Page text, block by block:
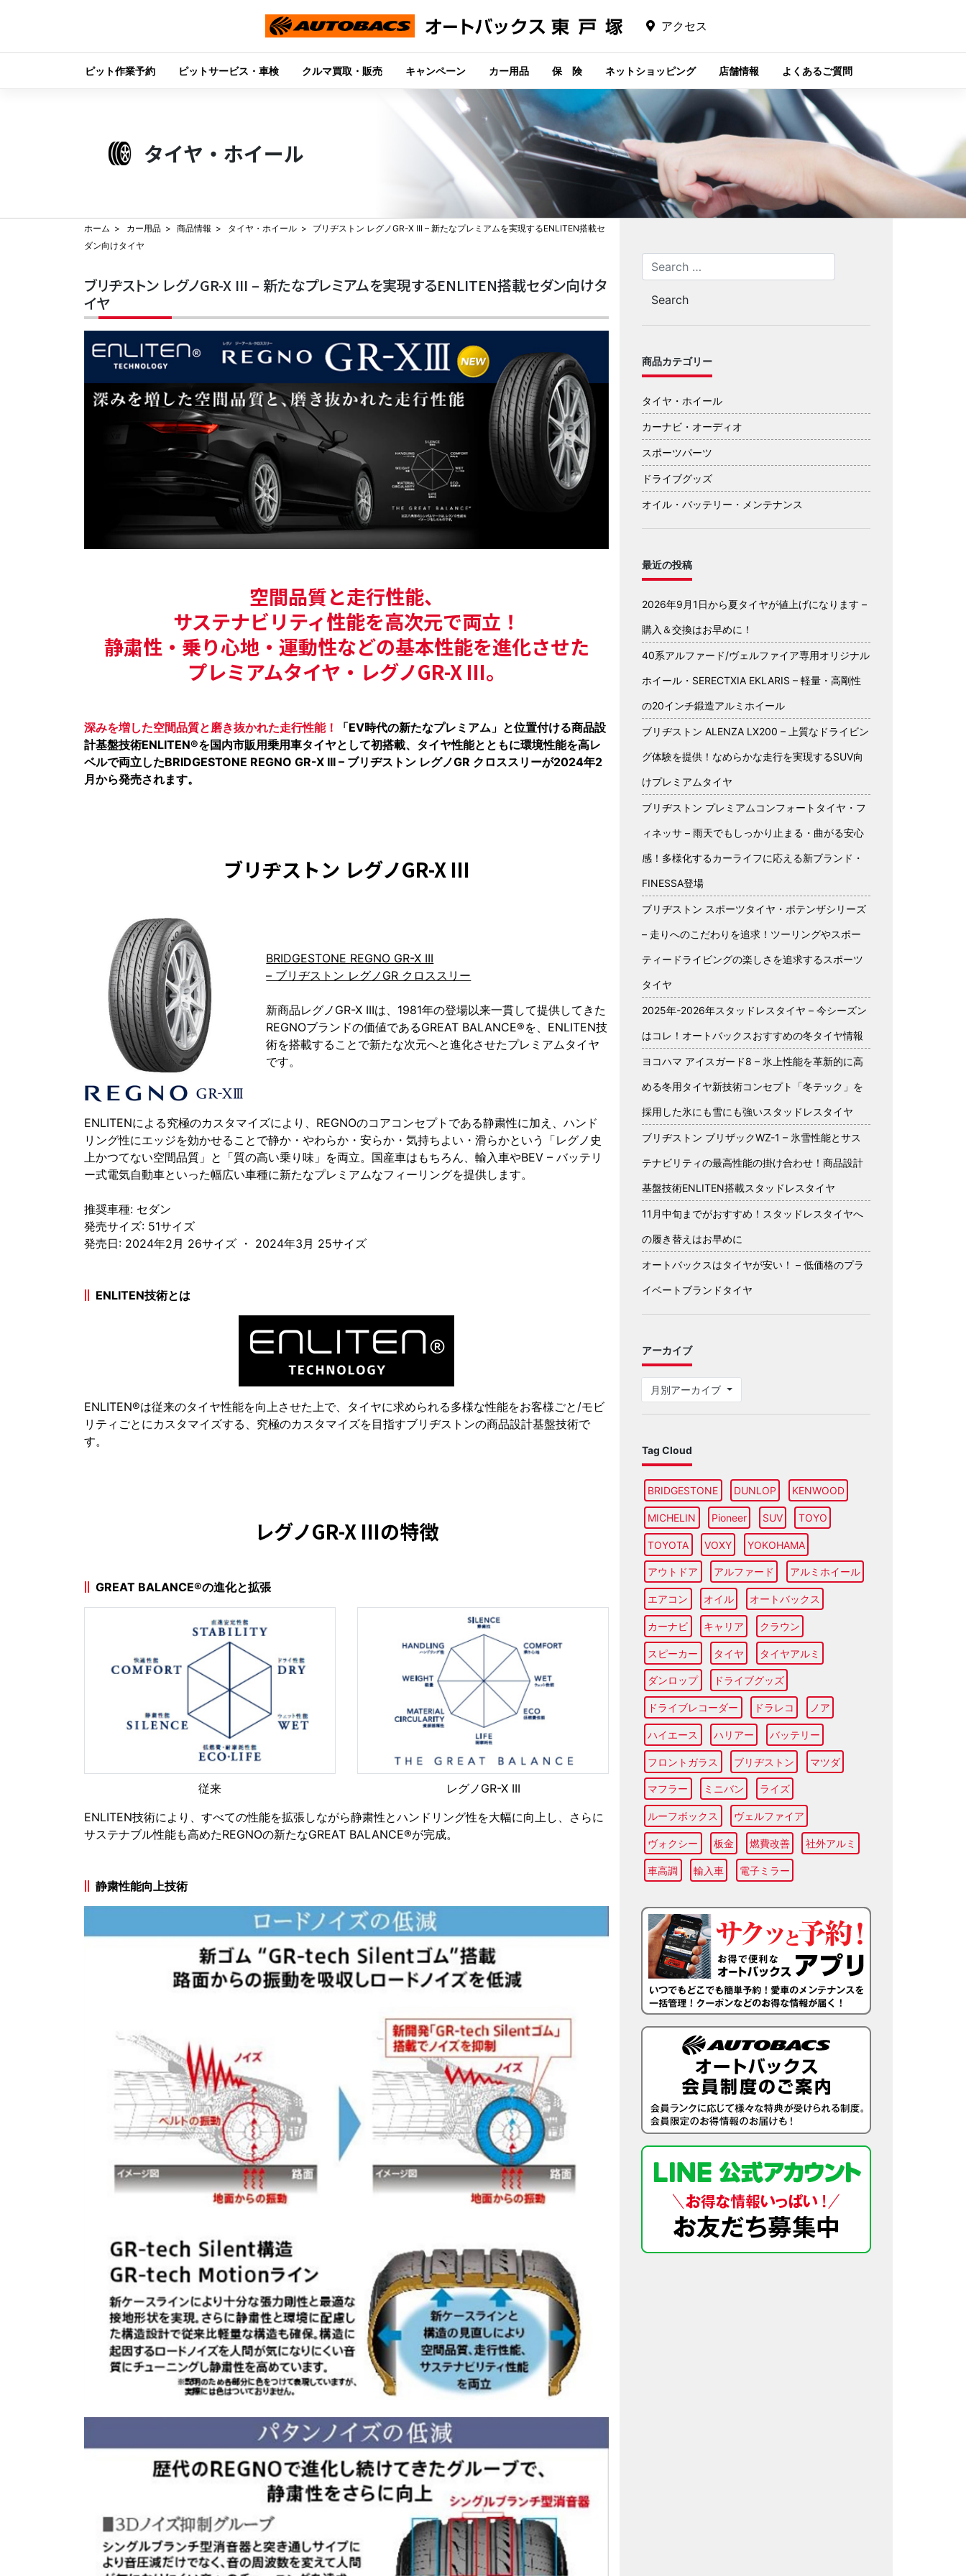
アクセス
ピット作業予約 ピットサービス・車検 クルマ買取・販売 キャンペーン カー用品 保 険 ネットショッピング 店舗情報 よくあるご質問
タイヤ・ホイール
ホーム カー用品 商品情報 タイヤ・ホイール
ブリヂストン レグノGR-X III – 新たなプレミアムを実現するENLITEN搭載セ
ダン向けタイヤ
ブリヂストン レグノGR-X III – 新たなプレミアムを実現するENLITEN搭載セダン向けタ
イヤ
空間品質と走行性能、
サステナビリティ性能を高次元で両立！
静粛性・乗り心地・運動性などの基本性能を進化させた
プレミアムタイヤ・レグノGR-X III。
深みを増した空間品質と磨き抜かれた走行性能！
「EV時代の新たなプレミアム」と位置付ける商品設
計基盤技術ENLITEN®を国内市販用乗用車タイヤとして初搭載、タイヤ性能とともに環境性能を高レ
ベルで両立したBRIDGESTONE REGNO GR-X III – ブリヂストン レグノGR クロススリーが2024年2
月から発売されます。
ブリヂストン レグノGR-X III
BRIDGESTONE REGNO GR-X III
– ブリヂストン レグノGR クロススリー
新商品レグノGR-X IIIは、1981年の登場以来一貫して提供してきた
REGNOブランドの価値であるGREAT BALANCE®を、ENLITEN技
術を搭載することで新たな次元へと進化させたプレミアムタイヤ
です。
ENLITENによる究極のカスタマイズにより、REGNOのコアコンセプトである静粛性に加え、ハンド
リング性にエッジを効かせることで静か・やわらか・安らか・気持ちよい・滑らかという「レグノ史
上かつてない空間品質」と「質の高い乗り味」を両立。国産車はもちろん、輸入車やBEV – バッテリ
ー式電気自動車といった幅広い車種に新たなプレミアムなフィーリングを提供します。
推奨車種: セダン
発売サイズ: 51サイズ
発売日: 2024年2月 26サイズ ・ 2024年3月 25サイズ
ENLITEN技術とは
ENLITEN®は従来のタイヤ性能を向上させた上で、タイヤに求められる多様な性能をお客様ごと/モビ
リティごとにカスタマイズする、究極のカスタマイズを目指すブリヂストンの商品設計基盤技術で
す。
レグノGR-X IIIの特徴
GREAT BALANCE®の進化と拡張
従来
レグノGR-X III
ENLITEN技術により、すべての性能を拡張しながら静粛性とハンドリング性を大幅に向上し、さらに
サステナブル性能も高めたREGNOの新たなGREAT BALANCE®が完成。
静粛性能向上技術
商品カテゴリー
タイヤ・ホイール
カーナビ・オーディオ
スポーツパーツ
ドライブグッズ
オイル・バッテリー・メンテナンス
最近の投稿
2026年9月1日から夏タイヤが値上げになります –
購入＆交換はお早めに！
40系アルファード/ヴェルファイア専用オリジナル
ホイール・SERECTXIA EKLARIS – 軽量・高剛性
の20インチ鍛造アルミホイール
ブリヂストン ALENZA LX200 – 上質なドライビン
グ体験を提供！なめらかな走行を実現するSUV向
けプレミアムタイヤ
ブリヂストン プレミアムコンフォートタイヤ・フ
ィネッサ – 雨天でもしっかり止まる・曲がる安心
感！多様化するカーライフに応える新ブランド・
FINESSA登場
ブリヂストン スポーツタイヤ・ポテンザシリーズ
– 走りへのこだわりを追求！ツーリングやスポー
ティードライビングの楽しさを追求するスポーツ
タイヤ
2025年-2026年スタッドレスタイヤ – 今シーズン
はコレ！オートバックスおすすめの冬タイヤ情報
ヨコハマ アイスガード8 – 氷上性能を革新的に高
める冬用タイヤ新技術コンセプト「冬テック」を
採用した氷にも雪にも強いスタッドレスタイヤ
ブリヂストン ブリザックWZ-1 – 氷雪性能とサス
テナビリティの最高性能の掛け合わせ！商品設計
基盤技術ENLITEN搭載スタッドレスタイヤ
11月中旬までがおすすめ！スタッドレスタイヤへ
の履き替えはお早めに
オートバックスはタイヤが安い！ – 低価格のプラ
イベートブランドタイヤ
アーカイブ
月別アーカイブ
Tag Cloud
BRIDGESTONE DUNLOP KENWOOD
MICHELIN Pioneer SUV TOYO
TOYOTA VOXY YOKOHAMA
アウトドア アルファード アルミホイール
エアコン オイル オートバックス
カーナビ キャリア クラウン
スピーカー タイヤ タイヤアルミ
ダンロップ ドライブグッズ
ドライブレコーダー ドラレコ ノア
ハイエース ハリアー バッテリー
フロントガラス ブリヂストン マツダ
マフラー ミニバン ライズ
ルーフボックス ヴェルファイア
ヴォクシー 板金 燃費改善 社外アルミ
車高調 輸入車 電子ミラー